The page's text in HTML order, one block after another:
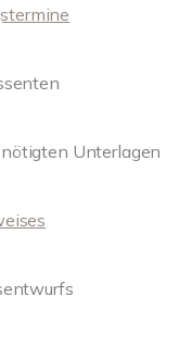
Unterlagen